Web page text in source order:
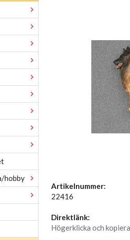
hobby
Artikelnummer:
22416
Direktlänk:
Högerklicka och